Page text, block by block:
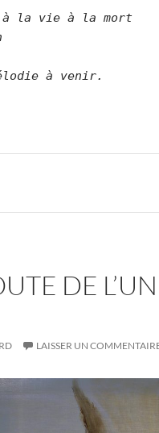
à la vie à la mort
à venir.
DE L’UN
LAISSER UN